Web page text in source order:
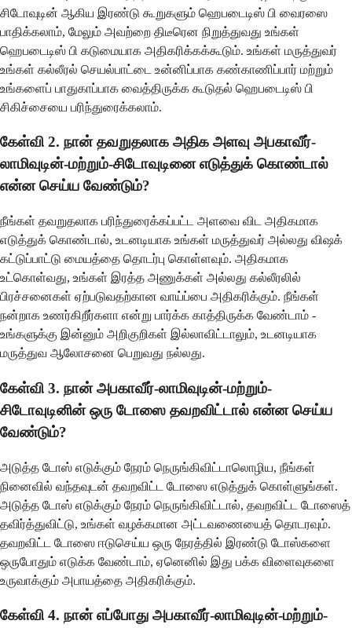
சிடோவுடின் ஆகிய இரண்டு கூறுகளும் ஹெபடைடிஸ் பி வைரஸை
பாதிக்கலாம், மேலும் அவற்றை திடீரென நிறுத்துவது உங்கள்
ஹெபடைடிஸ் பி கடுமையாக அதிகரிக்கக்கூடும். உங்கள் மருத்துவர்
உங்கள் கல்லீரல் செயல்பாட்டை உன்னிப்பாக கண்காணிப்பார் மற்றும்
உங்களைப் பாதுகாப்பாக வைத்திருக்க கூடுதல் ஹெபடைடிஸ் பி
சிகிச்சையை பரிந்துரைக்கலாம்.
கேள்வி 2. நான் தவறுதலாக அதிக அளவு அபகாவீர்-
லாமிவுடின்-மற்றும்-சிடோவுடினை எடுத்துக் கொண்டால்
என்ன செய்ய வேண்டும்?
நீங்கள் தவறுதலாக பரிந்துரைக்கப்பட்ட அளவை விட அதிகமாக
எடுத்துக் கொண்டால், உடனடியாக உங்கள் மருத்துவர் அல்லது விஷக்
கட்டுப்பாட்டு மையத்தை தொடர்பு கொள்ளவும். அதிகமாக
உட்கொள்வது, உங்கள் இரத்த அணுக்கள் அல்லது கல்லீரலில்
பிரச்சனைகள் ஏற்படுவதற்கான வாய்ப்பை அதிகரிக்கும். நீங்கள்
நன்றாக உணர்கிறீர்களா என்று பார்க்க காத்திருக்க வேண்டாம் -
உங்களுக்கு இன்னும் அறிகுறிகள் இல்லாவிட்டாலும், உடனடியாக
மருத்துவ ஆலோசனை பெறுவது நல்லது.
கேள்வி 3. நான் அபகாவீர்-லாமிவுடின்-மற்றும்-
சிடோவுடினின் ஒரு டோஸை தவறவிட்டால் என்ன செய்ய
வேண்டும்?
அடுத்த டோஸ் எடுக்கும் நேரம் நெருங்கிவிட்டாலொழிய, நீங்கள்
நினைவில் வந்தவுடன் தவறவிட்ட டோஸை எடுத்துக் கொள்ளுங்கள்.
அடுத்த டோஸ் எடுக்கும் நேரம் நெருங்கிவிட்டால், தவறவிட்ட டோஸைத்
தவிர்த்துவிட்டு, உங்கள் வழக்கமான அட்டவணையைத் தொடரவும்.
தவறவிட்ட டோஸை ஈடுசெய்ய ஒரு நேரத்தில் இரண்டு டோஸ்களை
ஒருபோதும் எடுக்க வேண்டாம், ஏனெனில் இது பக்க விளைவுகளை
உருவாக்கும் அபாயத்தை அதிகரிக்கும்.
கேள்வி 4. நான் எப்போது அபகாவீர்-லாமிவுடின்-மற்றும்-